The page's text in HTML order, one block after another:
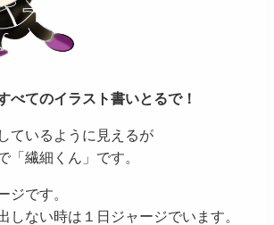
べてのイラスト書いとるで！
ているように見えるが
「繊細くん」です。
ジです。
しない時は１日ジャージでいます。